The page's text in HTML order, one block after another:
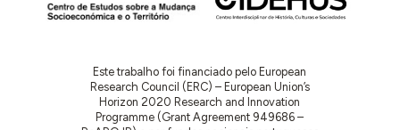
Este trabalho foi financiado pelo European
Research Council (ERC) – European Union’s
Horizon 2020 Research and Innovation
Programme (Grant Agreement 949686 –